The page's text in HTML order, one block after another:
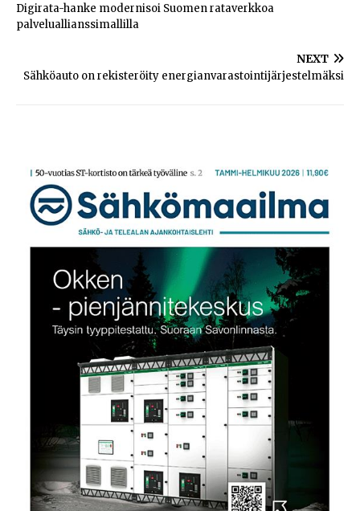
Digirata-hanke modernisoi Suomen rataverkkoa
palveluallianssimallilla
NEXT
Sähköauto on rekisteröity energianvarastointijärjestelmäksi